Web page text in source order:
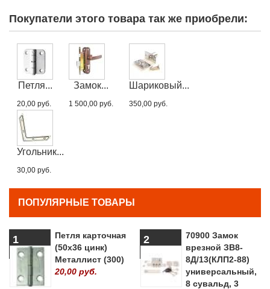
Покупатели этого товара так же приобрели:
Петля...
20,00 руб.
Замок...
1 500,00 руб.
Шариковый...
350,00 руб.
Угольник...
30,00 руб.
ПОПУЛЯРНЫЕ ТОВАРЫ
1
Петля карточная
(50х36 цинк)
Металлист (300)
20,00 руб.
2
70900 Замок
врезной ЗВ8-
8Д/13(КЛП2-88)
универсальный,
8 сувальд, 3